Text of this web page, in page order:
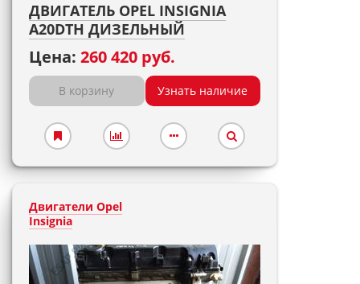
ДВИГАТЕЛЬ OPEL INSIGNIA
A20DTH ДИЗЕЛЬНЫЙ
Цена: 260 420 руб.
В корзину Узнать наличие
Двигатели Opel
Insignia